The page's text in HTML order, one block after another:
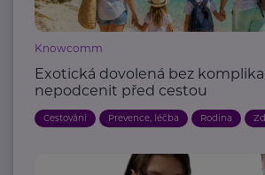
Knowcomm
Exotická dovolená bez
nepodcenit před cestou
Cestování Prevence, léčba Rodina